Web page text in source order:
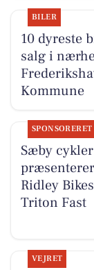
BILER
10 dyreste
salg i
Kommune
SPONSORERET
Sæby cykler
præsenterer
Ridley Bikes
Triton Fast
VEJRET